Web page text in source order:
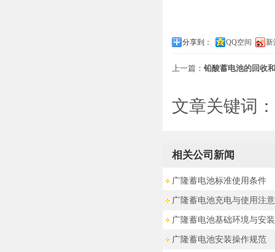
分享到： QQ空间 新
上一篇： 铅酸蓄电池的回收
文章关键词
相关公司新闻
广隆蓄电池标准使用条件
广隆蓄电池充电与使用注
广隆蓄电池基础环境与安
广隆蓄电池安装操作规范‌